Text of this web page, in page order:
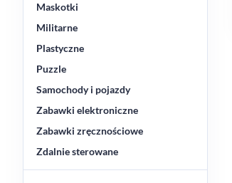
Maskotki
Militarne
Plastyczne
Puzzle
Samochody i pojazdy
Zabawki elektroniczne
Zabawki zręcznościowe
Zdalnie sterowane